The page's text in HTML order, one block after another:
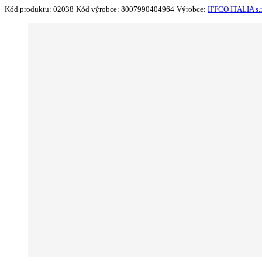
Kód produktu: 02038 Kód výrobce: 8007990404964 Výrobce: IFFCO ITALIA